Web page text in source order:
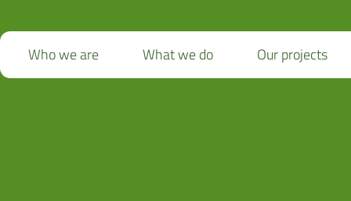
Who we are What we do Our projects